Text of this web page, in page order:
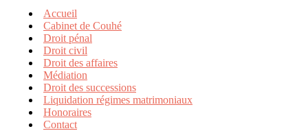
Accueil
Cabinet de Couhé
Droit pénal
Droit civil
Droit des affaires
Médiation
Droit des successions
Liquidation régimes matrimoniaux
Honoraires
Contact